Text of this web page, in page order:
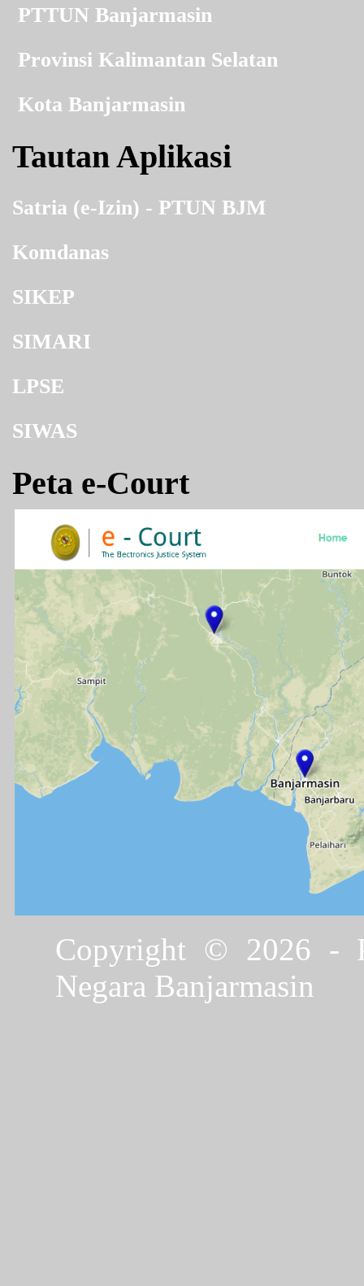
PTTUN Banjarmasin
Provinsi Kalimantan Selatan
Kota Banjarmasin
Tautan Aplikasi
Satria (e-Izin) - PTUN BJM
Komdanas
SIKEP
SIMARI
LPSE
SIWAS
Peta e-Court
Copyright © 2026 -
Negara Banjarmasin